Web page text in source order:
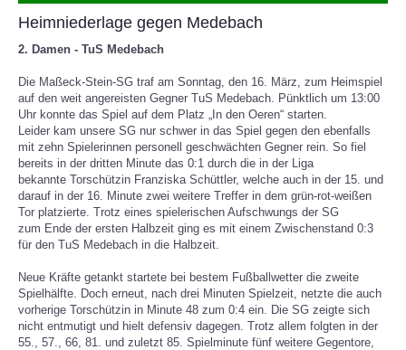
TRAINING
SPORTHEIM
Heimniederlage gegen Medebach
2. Damen - TuS Medebach
Die Maßeck-Stein-SG traf am Sonntag, den 16. März, zum Heimspiel
auf den weit angereisten Gegner TuS Medebach. Pünktlich um 13:00
Uhr konnte das Spiel auf dem Platz „In den Oeren“ starten.
Leider kam unsere SG nur schwer in das Spiel gegen den ebenfalls
mit zehn Spielerinnen personell geschwächten Gegner rein. So fiel
bereits in der dritten Minute das 0:1 durch die in der Liga
bekannte Torschützin Franziska Schüttler, welche auch in der 15. und
darauf in der 16. Minute zwei weitere Treffer in dem grün-rot-weißen
Tor platzierte. Trotz eines spielerischen Aufschwungs der SG
zum Ende der ersten Halbzeit ging es mit einem Zwischenstand 0:3
für den TuS Medebach in die Halbzeit.
Neue Kräfte getankt startete bei bestem Fußballwetter die zweite
Spielhälfte. Doch erneut, nach drei Minuten Spielzeit, netzte die auch
vorherige Torschützin in Minute 48 zum 0:4 ein. Die SG zeigte sich
nicht entmutigt und hielt defensiv dagegen. Trotz allem folgten in der
55., 57., 66, 81. und zuletzt 85. Spielminute fünf weitere Gegentore,